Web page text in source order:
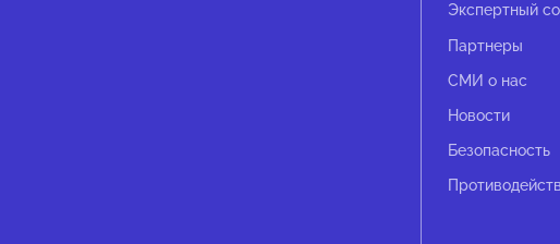
Экспертный
Партнеры
СМИ о нас
Новости
Безопасность